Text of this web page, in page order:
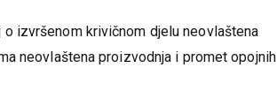
izvršenom krivičnom djelu neovlaštena
neovlaštena proizvodnja i promet opojnih